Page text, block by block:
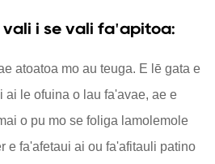
vali i se vali fa'apitoa:
atoatoa mo au teuga. E lē gata e
ai le ofuina o lau fa'avae, ae e
o pu mo se foliga lamolemole
e fa'afetaui ai ou fa'afitauli patino